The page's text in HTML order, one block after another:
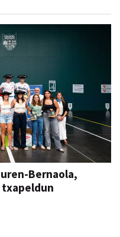
Bernaola,